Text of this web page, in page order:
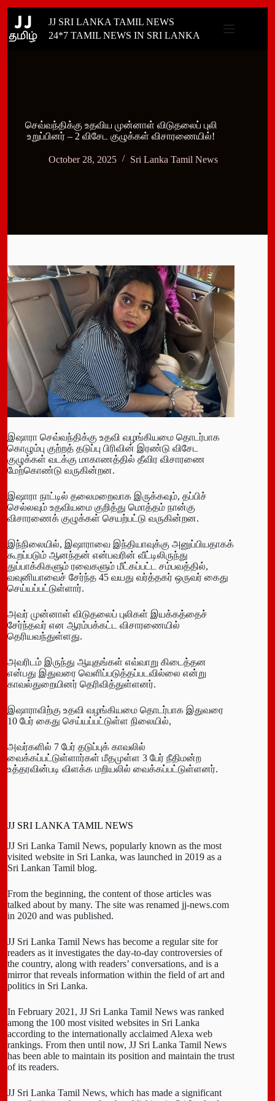
content
JJ SRI LANKA TAMIL NEWS
24*7 TAMIL NEWS IN SRI LANKA
செவ்வந்திக்கு உதவிய முன்னாள் விடுதலைப் புலி
உறுப்பினர் – 2 விசேட குழுக்கள் விசாரணையில்!
October 28, 2025 Sri Lanka Tamil News
இஷாரா செவ்வந்திக்கு உதவி வழங்கியமை தொடர்பாக
கொழும்பு குற்றத் தடுப்பு பிரிவின் இரண்டு விசேட
குழுக்கள் வடக்கு மாகாணத்தில் தீவிர விசாரணை
மேற்கொண்டு வருகின்றன.
இஷாரா நாட்டில் தலைமறைவாக இருக்கவும், தப்பிச்
செல்லவும் உதவியமை குறித்து மொத்தம் நான்கு
விசாரணைக் குழுக்கள் செயற்பட்டு வருகின்றன.
இந்நிலையில், இஷாராவை இந்தியாவுக்கு அனுப்பியதாகக்
கூறப்படும் ஆனந்தன் என்பவரின் வீட்டிலிருந்து
துப்பாக்கிகளும் ரவைகளும் மீட்கப்பட்ட சம்பவத்தில்,
வவுனியாவைச் சேர்ந்த 45 வயது வர்த்தகர் ஒருவர் கைது
செய்யப்பட்டுள்ளார்.
அவர் முன்னாள் விடுதலைப் புலிகள் இயக்கத்தைச்
சேர்ந்தவர் என ஆரம்பக்கட்ட விசாரணையில்
தெரியவந்துள்ளது.
அவரிடம் இருந்து ஆயுதங்கள் எவ்வாறு கிடைத்தன
என்பது இதுவரை வெளிப்படுத்தப்படவில்லை என்று
காவல்துறையினர் தெரிவித்துள்ளனர்.
இஷாராவிற்கு உதவி வழங்கியமை தொடர்பாக இதுவரை
10 பேர் கைது செய்யப்பட்டுள்ள நிலையில்,
அவர்களில் 7 பேர் தடுப்புக் காவலில்
வைக்கப்பட்டுள்ளார்கள் மீதமுள்ள 3 பேர் நீதிமன்ற
உத்தரவின்படி விளக்க மறியலில் வைக்கப்பட்டுள்ளனர்.
JJ SRI LANKA TAMIL NEWS
JJ Sri Lanka Tamil News, popularly known as the most
visited website in Sri Lanka, was launched in 2019 as a
Sri Lankan Tamil blog.
From the beginning, the content of those articles was
talked about by many. The site was renamed jj-news.com
in 2020 and was published.
JJ Sri Lanka Tamil News has become a regular site for
readers as it investigates the day-to-day controversies of
the country, along with readers’ conversations, and is a
mirror that reveals information within the field of art and
politics in Sri Lanka.
In February 2021, JJ Sri Lanka Tamil News was ranked
among the 100 most visited websites in Sri Lanka
according to the internationally acclaimed Alexa web
rankings. From then until now, JJ Sri Lanka Tamil News
has been able to maintain its position and maintain the trust
of its readers.
JJ Sri Lanka Tamil News, which has made a significant